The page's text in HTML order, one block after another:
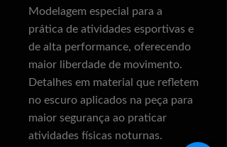
Modelagem especial para a
prática de atividades esportivas e
de alta performance, oferecendo
maior liberdade de movimento.
Detalhes em material que refletem
no escuro aplicados na peça para
maior segurança ao praticar
atividades físicas noturnas.